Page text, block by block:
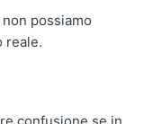
possiamo
reale.